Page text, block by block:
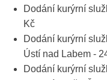
Dodání kurýrní
Kč
Dodání kurýrní
Ústí nad Labem -
Dodání kurýrní